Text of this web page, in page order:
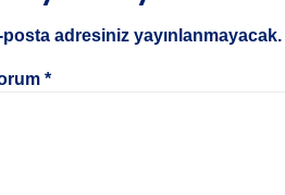
posta adresiniz yayınlanmayacak.
*